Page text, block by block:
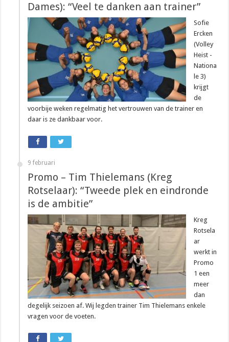
Dames): “Veel te danken aan trainer”
Sofie
Ercken
(Volley
Heist -
Nationa
le 3)
krijgt
de
voorbije weken regelmatig het vertrouwen van de trainer en
daar is ze dankbaar voor.
9 februari
Promo – Tim Thielemans (Kreg
Rotselaar): “Tweede plek en eindronde
is de ambitie”
Kreg
Rotsela
ar
werkt in
Promo
1 een
meer
dan
degelijk seizoen af. Wij legden trainer Tim Thielemans enkele
vragen voor de voeten.